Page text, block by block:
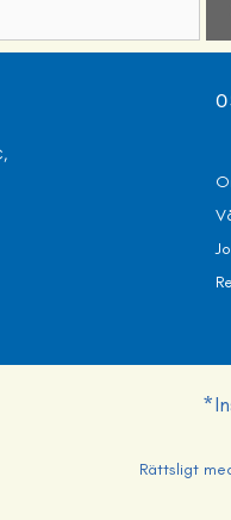
V
Rättsligt